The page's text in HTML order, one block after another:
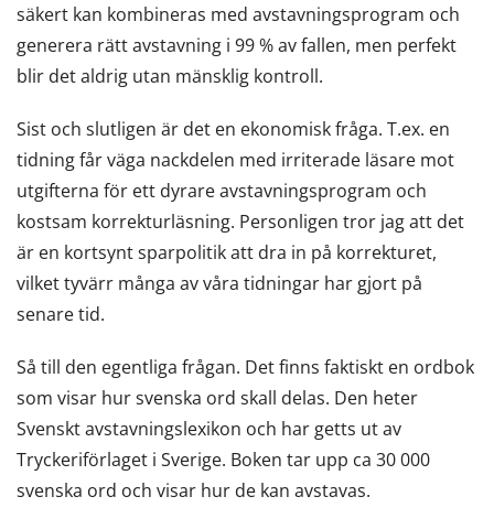
säkert kan kombineras med avstavningsprogram och
generera rätt avstavning i 99 % av fallen, men perfekt
blir det aldrig utan mänsklig kontroll.
Sist och slutligen är det en ekonomisk fråga. T.ex. en
tidning får väga nackdelen med irriterade läsare mot
utgifterna för ett dyrare avstavningsprogram och
kostsam korrekturläsning. Personligen tror jag att det
är en kortsynt sparpolitik att dra in på korrekturet,
vilket tyvärr många av våra tidningar har gjort på
senare tid.
Så till den egentliga frågan. Det finns faktiskt en ordbok
som visar hur svenska ord skall delas. Den heter
Svenskt avstavningslexikon och har getts ut av
Tryckeriförlaget i Sverige. Boken tar upp ca 30 000
svenska ord och visar hur de kan avstavas.